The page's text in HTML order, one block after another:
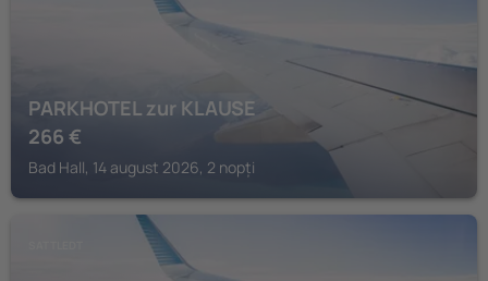
PARKHOTEL zur KLAUSE
266 €
Bad Hall, 14 august 2026, 2 nopți